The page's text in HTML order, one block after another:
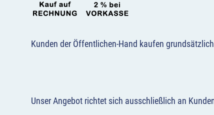
Kunden der Öffentlichen-Hand kaufen
Unser Angebot richtet sich ausschließlich an